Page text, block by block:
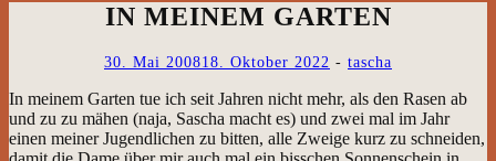
IN MEINEM GARTEN
In meinem Garten tue ich seit Jahren nicht mehr, als den Rasen ab und
zu zu mähen (naja, Sascha macht es) und zwei mal im Jahr einen meiner